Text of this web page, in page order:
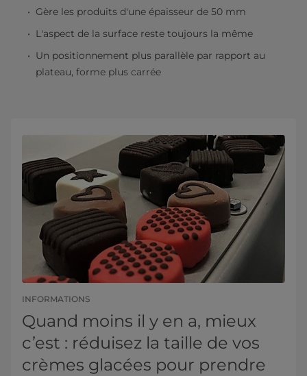
Gère les produits d'une épaisseur de 50 mm
L'aspect de la surface reste toujours la même
Un positionnement plus parallèle par rapport au
plateau, forme plus carrée
INFORMATIONS
Quand moins il y en a, mieux
c’est : réduisez la taille de vos
crèmes glacées pour prendre